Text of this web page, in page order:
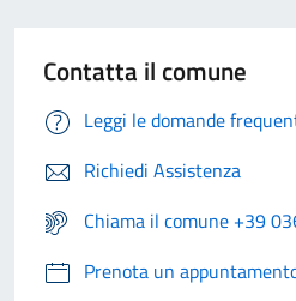
Contatta il comune
Leggi le domande
Richiedi Assistenza
Chiama il comune +39
Prenota un